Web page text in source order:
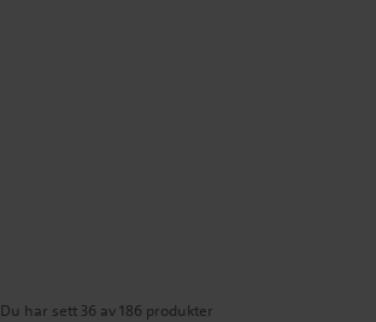
Du har sett 36 av 186 produkter